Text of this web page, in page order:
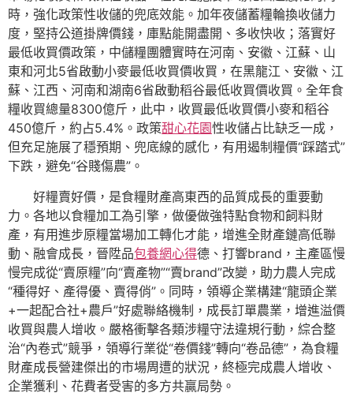
時，強化政策性收儲的兜底效能。加年夜儲蓄糧輪換收儲力
度，堅持公道掛牌價錢，庫點能開盡開、多收快收；落實好
最低收買價政策，中儲糧團體實時在河南、安徽、江蘇、山
東和河北5省啟動小麥最低收買價收買，在黑龍江、安徽、江
蘇、江西、河南和湖南6省啟動稻谷最低收買價收買。全年食
糧收買總量8300億斤，此中，收買最低收買價小麥和稻谷
450億斤，約占5.4%。政策甜心花園性收儲占比缺乏一成，
但充足施展了穩預期、兜底線的感化，有用遏制糧價“踩踏式”
下跌，避免“谷賤傷農”。
好糧賣好價，是食糧財產高東西的品質成長的重要動
力。各地以食糧加工為引擎，做優做強特點食物和飼料財
產，有用進步原糧當場加工轉化才能，增進全財產鏈高低聯
動、融會成長，晉陞品包養網心得德、打響brand，主產區慢
慢完成從“賣原糧”向“賣產物”“賣brand”改變，助力農人完成
“種得好、產得優、賣得俏”。同時，領導企業構建“龍頭企業
+一起配合社+農戶”好處聯絡機制，成長訂單農業，增進溢價
收買與農人增收。嚴格衝擊各類涉糧守法違規行動，綜合整
治“內卷式”競爭，領導行業從“卷價錢”轉向“卷品德”，為食糧
財產成長營建傑出的市場周遭的狀況，終極完成農人增收、
企業獲利、花費者受害的多方共贏局勢。